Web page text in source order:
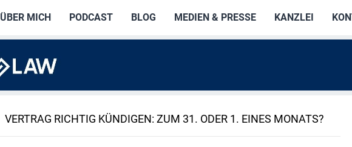
ÜBER MICH PODCAST BLOG MEDIEN & PRESSE KANZLEI
VERTRAG RICHTIG KÜNDIGEN: ZUM 31. ODER 1. EINES MONATS?